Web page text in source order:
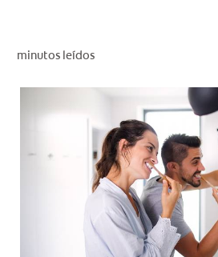
minutos leídos